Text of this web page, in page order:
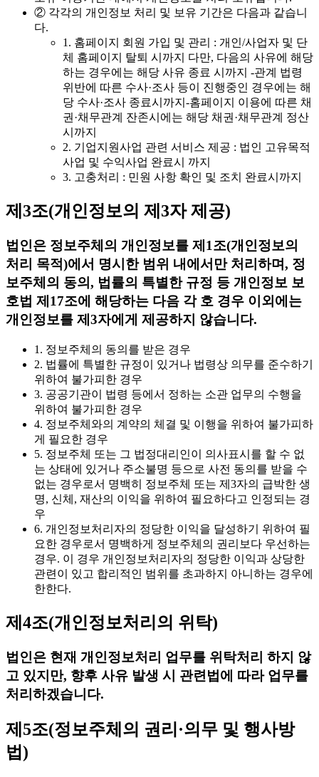
② 각각의 개인정보 처리 및 보유 기간은 다음과 같습니
다.
1. 홈페이지 회원 가입 및 관리 : 개인/사업자 및 단
체 홈페이지 탈퇴 시까지 다만, 다음의 사유에 해당
하는 경우에는 해당 사유 종료 시까지 -관계 법령
위반에 따른 수사·조사 등이 진행중인 경우에는 해
당 수사·조사 종료시까지-홈페이지 이용에 따른 채
권·채무관계 잔존시에는 해당 채권·채무관계 정산
시까지
2. 기업지원사업 관련 서비스 제공 : 법인 고유목적
사업 및 수익사업 완료시 까지
3. 고충처리 : 민원 사항 확인 및 조치 완료시까지
제3조(개인정보의 제3자 제공)
법인은 정보주체의 개인정보를 제1조(개인정보의
처리 목적)에서 명시한 범위 내에서만 처리하며, 정
보주체의 동의, 법률의 특별한 규정 등 개인정보 보
호법 제17조에 해당하는 다음 각 호 경우 이외에는
개인정보를 제3자에게 제공하지 않습니다.
1. 정보주체의 동의를 받은 경우
2. 법률에 특별한 규정이 있거나 법령상 의무를 준수하기
위하여 불가피한 경우
3. 공공기관이 법령 등에서 정하는 소관 업무의 수행을
위하여 불가피한 경우
4. 정보주체와의 계약의 체결 및 이행을 위하여 불가피하
게 필요한 경우
5. 정보주체 또는 그 법정대리인이 의사표시를 할 수 없
는 상태에 있거나 주소불명 등으로 사전 동의를 받을 수
없는 경우로서 명백히 정보주체 또는 제3자의 급박한 생
명, 신체, 재산의 이익을 위하여 필요하다고 인정되는 경
우
6. 개인정보처리자의 정당한 이익을 달성하기 위하여 필
요한 경우로서 명백하게 정보주체의 권리보다 우선하는
경우. 이 경우 개인정보처리자의 정당한 이익과 상당한
관련이 있고 합리적인 범위를 초과하지 아니하는 경우에
한한다.
제4조(개인정보처리의 위탁)
법인은 현재 개인정보처리 업무를 위탁처리 하지 않
고 있지만, 향후 사유 발생 시 관련법에 따라 업무를
처리하겠습니다.
제5조(정보주체의 권리·의무 및 행사방
법)